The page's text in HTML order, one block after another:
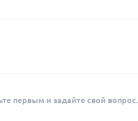
первым и задайте свой вопрос.